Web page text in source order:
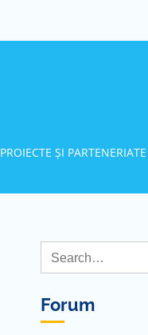
PROIECTE ȘI PARTENERIATE
Forum